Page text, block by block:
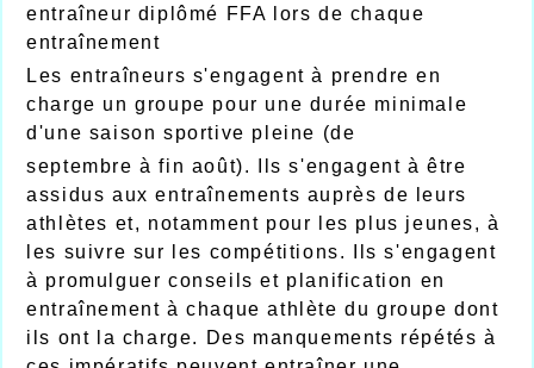
entraîneur diplômé FFA lors de chaque
entraînement
Les entraîneurs s'engagent à prendre en
charge un groupe pour une durée minimale
d'une saison sportive pleine (de
septembre à fin août). Ils s'engagent à être
assidus aux entraînements auprès de leurs
athlètes et, notamment pour les plus jeunes, à
les suivre sur les compétitions. Ils s'engagent
à promulguer conseils et planification en
entraînement à chaque athlète du groupe dont
ils ont la charge. Des manquements répétés à